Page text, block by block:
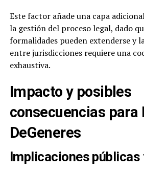
Este factor añade una capa
la gestión del proceso legal, dado
formalidades pueden extenderse y
entre jurisdicciones requiere una
exhaustiva.
Impacto y posibles
consecuencias para
DeGeneres
Implicaciones públicas